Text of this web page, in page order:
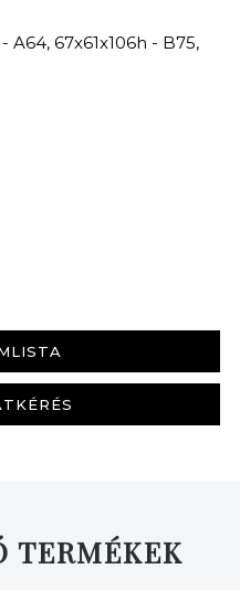
A64, 67x61x106h - B75,
TERMÉKEK